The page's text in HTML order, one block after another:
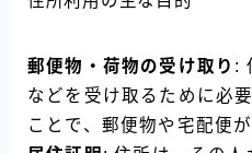
郵便物・荷物の受け取り :
などを受け取るために必
ことで、郵便物や宅配便